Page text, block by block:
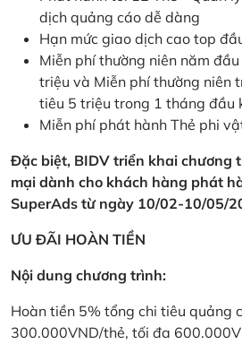
dịch quảng cáo dễ dàng
Hạn mức giao dịch cao top
Miễn phí thường niên năm
triệu và Miễn phí thường niên
tiêu 5 triệu trong 1 tháng đầu
Miễn phí phát hành Thẻ phi
Đặc biệt, BIDV triển khai chương
mại dành cho khách hàng phát
SuperAds từ ngày 10/02-10/05/
ƯU ĐÃI HOÀN TIỀN
Nội dung chương trình:
Hoàn tiền 5% tổng chi tiêu quảng
300.000VND/thẻ, tối đa